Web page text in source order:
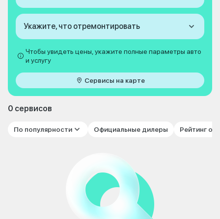
Укажите, что отремонтировать
Чтобы увидеть цены, укажите полные параметры авто
и услугу
Сервисы на карте
0 сервисов
По популярности Официальные дилеры Рейтинг